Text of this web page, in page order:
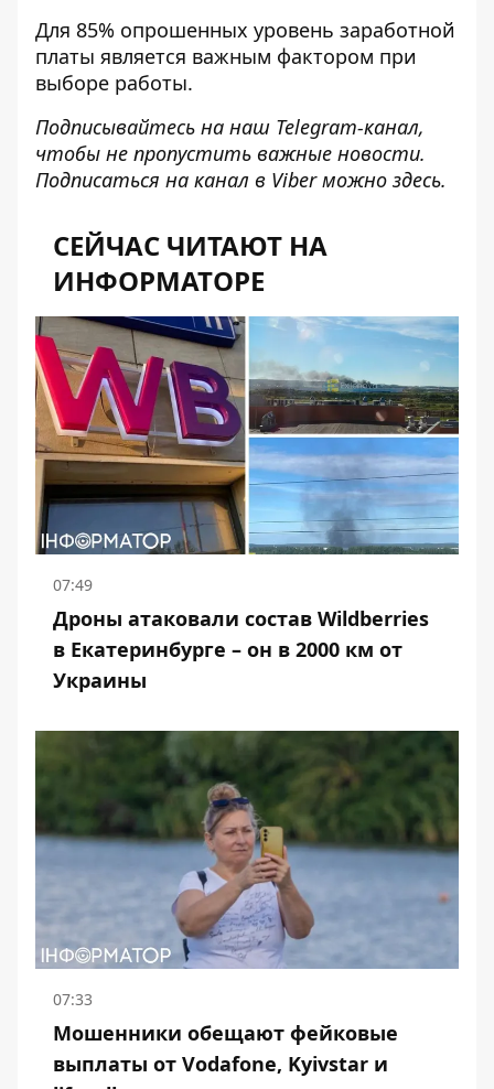
Для 85% опрошенных уровень заработной
платы является важным фактором при
выборе работы.
Подписывайтесь на наш Telegram-канал,
чтобы не пропустить важные новости.
Подписаться на канал в Viber можно здесь.
СЕЙЧАС ЧИТАЮТ НА
ИНФОРМАТОРЕ
07:49
Дроны атаковали состав Wildberries
в Екатеринбурге – он в 2000 км от
Украины
07:33
Мошенники обещают фейковые
выплаты от Vodafone, Kyivstar и